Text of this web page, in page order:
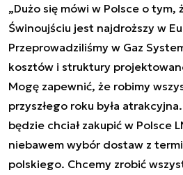
„Dużo się mówi w Polsce o tym,
Świnoujściu jest najdroższy w
Przeprowadziliśmy w Gaz
kosztów i struktury
Mogę zapewnić, że robimy
przyszłego roku była
będzie chciał zakupić w Polsce
niebawem wybór dostaw z
polskiego. Chcemy zrobić